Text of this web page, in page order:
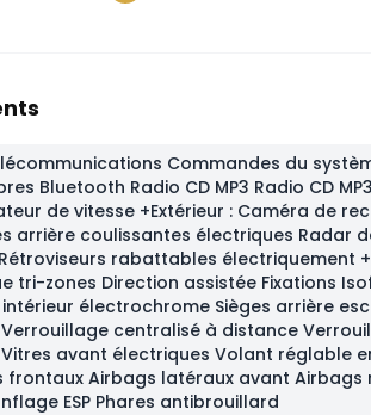
Commandes du
Bluetooth Radio CD MP3 Radio CD
de vitesse +Extérieur : Caméra de
arrière coulissantes électriques Radar
rabattables électriquement
tri-zones Direction assistée Fixations
intérieur électrochrome Sièges arrière
centralisé à distance
avant électriques Volant réglable
frontaux Airbags latéraux avant
ESP Phares antibrouillard